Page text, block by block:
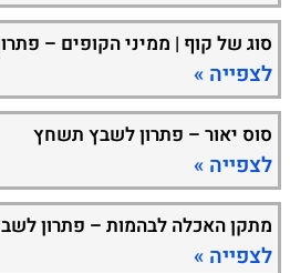
סוג של קוף | ממיני הקופים –
לצפייה »
סוס יאור – פתרון לשבץ תשחץ
לצפייה »
מתקן האכלה לבהמות – פתרון
לצפייה »